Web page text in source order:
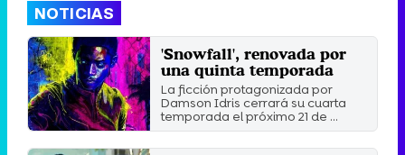
NOTICIAS
'Snowfall', renovada por
una quinta temporada
La ficción protagonizada por
Damson Idris cerrará su cuarta
temporada el próximo 21 de ...
Miércoles 24 Marzo 2021 01:15